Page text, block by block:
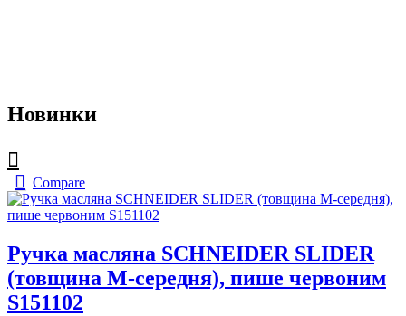
Новинки
Compare
Ручка масляна SCHNEIDER SLIDER
(товщина М-середня), пише червоним
S151102